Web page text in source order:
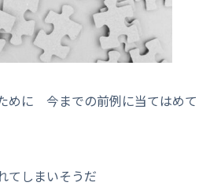
めに 今までの前例に当てはめて
てしまいそうだ